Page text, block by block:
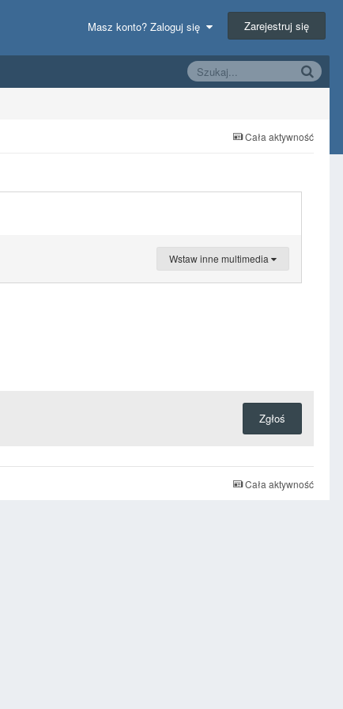
Masz konto? Zaloguj się Zarejestruj się
Cała aktywność
Wstaw inne multimedia
Zgłoś
Cała aktywność